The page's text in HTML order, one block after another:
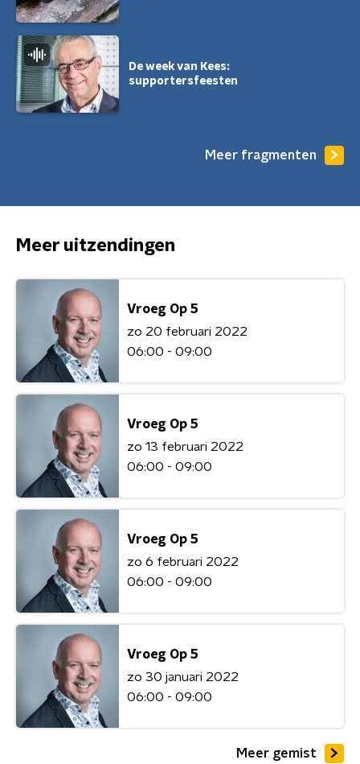
De week van Kees:
supportersfeesten
Meer fragmenten
Meer uitzendingen
Vroeg Op 5
zo 20 februari 2022
06:00 - 09:00
Vroeg Op 5
zo 13 februari 2022
06:00 - 09:00
Vroeg Op 5
zo 6 februari 2022
06:00 - 09:00
Vroeg Op 5
zo 30 januari 2022
06:00 - 09:00
Meer gemist